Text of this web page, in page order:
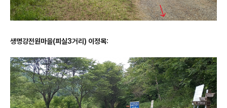
생명강전원마을(피실3거리) 이정목: